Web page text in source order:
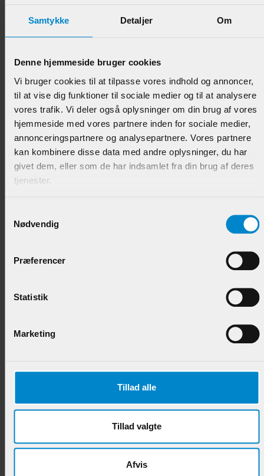
Samtykke Detaljer Om
Denne hjemmeside bruger cookies
Vi bruger cookies til at tilpasse vores indhold og annoncer,
til at vise dig funktioner til sociale medier og til at analysere
vores trafik. Vi deler også oplysninger om din brug af vores
hjemmeside med vores partnere inden for sociale medier,
annonceringspartnere og analysepartnere. Vores partnere
kan kombinere disse data med andre oplysninger, du har
givet dem, eller som de har indsamlet fra din brug af deres
tjenester.
Nødvendig
Præferencer
Statistik
Marketing
Tillad alle
Tillad valgte
Afvis
Topliste / Vægpanel 22 x15 Fals - 55 x 74 mm
Lamineret Fyr
Varenr.:900466
398,95 DKK/M
49,95 DKK/M
Andre produkter i samme kategori